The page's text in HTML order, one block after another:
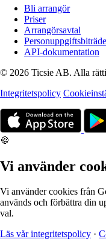
Bli arrangör
Priser
Arrangörsavtal
API-dokumentation
© 2026 Ticsie AB. Alla
Integritetspolicy
🍪
Vi använder
Vi använder cookies från
används och förbättra din
val.
Läs vår integritetspolicy ·